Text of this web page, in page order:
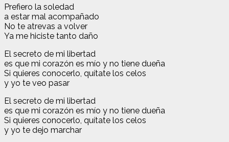
Prefiero la soledad
a estar mal acompañado
No te atrevas a volver
Ya me hiciste tanto daño
El secreto de mi libertad
es que mi corazón es mío y no tiene dueña
Si quieres conocerlo, quítate los celos
y yo te veo pasar
El secreto de mi libertad
es que mi corazón es mío y no tiene dueña
Si quieres conocerlo, quítate los celos
y yo te dejo marchar